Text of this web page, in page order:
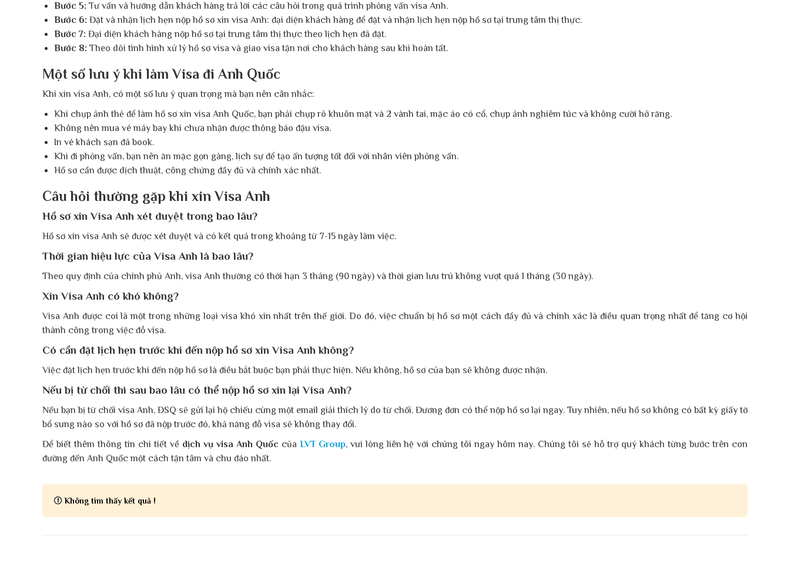
Bước 5: Tư vấn và hướng dẫn khách hàng trả lời các câu hỏi trong quá trình phỏng vấn visa Anh.
Bước 6: Đặt và nhận lịch hẹn nộp hồ sơ xin visa Anh: đại diện khách hàng để đặt và nhận lịch hẹn nộp hồ sơ tại trung tâm thị thực.
Bước 7: Đại diện khách hàng nộp hồ sơ tại trung tâm thị thực theo lịch hẹn đã đặt.
Bước 8: Theo dõi tình hình xử lý hồ sơ visa và giao visa tận nơi cho khách hàng sau khi hoàn tất.
Một số lưu ý khi làm Visa đi Anh Quốc
Khi xin visa Anh, có một số lưu ý quan trọng mà bạn nên cân nhắc:
Khi chụp ảnh thẻ để làm hồ sơ xin visa Anh Quốc, bạn phải chụp rõ khuôn mặt và 2 vành tai, mặc áo có cổ, chụp ảnh nghiêm túc và không cười hở răng.
Không nên mua vé máy bay khi chưa nhận được thông báo đậu visa.
In vé khách sạn đã book.
Khi đi phỏng vấn, bạn nên ăn mặc gọn gàng, lịch sự để tạo ấn tượng tốt đối với nhân viên phỏng vấn.
Hồ sơ cần được dịch thuật, công chứng đầy đủ và chính xác nhất.
Câu hỏi thường gặp khi xin Visa Anh
Hồ sơ xin Visa Anh xét duyệt trong bao lâu?
Hồ sơ xin visa Anh sẽ được xét duyệt và có kết quả trong khoảng từ 7-15 ngày làm việc.
Thời gian hiệu lực của Visa Anh là bao lâu?
Theo quy định của chính phủ Anh, visa Anh thường có thời hạn 3 tháng (90 ngày) và thời gian lưu trú không vượt quá 1 tháng (30 ngày).
Xin Visa Anh có khó không?
Visa Anh được coi là một trong những loại visa khó xin nhất trên thế giới. Do đó, việc chuẩn bị hồ sơ một cách đầy đủ và chính xác là điều quan trọng nhất để tăng cơ hội
thành công trong việc đỗ visa.
Có cần đặt lịch hẹn trước khi đến nộp hồ sơ xin Visa Anh không?
Việc đặt lịch hẹn trước khi đến nộp hồ sơ là điều bắt buộc bạn phải thực hiện. Nếu không, hồ sơ của bạn sẽ không được nhận.
Nếu bị từ chối thì sau bao lâu có thể nộp hồ sơ xin lại Visa Anh?
Nếu bạn bị từ chối visa Anh, ĐSQ sẽ gửi lại hộ chiếu cùng một email giải thích lý do từ chối. Đương đơn có thể nộp hồ sơ lại ngay. Tuy nhiên, nếu hồ sơ không có bất kỳ giấy tờ
bổ sung nào so với hồ sơ đã nộp trước đó, khả năng đỗ visa sẽ không thay đổi.
Để biết thêm thông tin chi tiết về dịch vụ visa Anh Quốc của LVT Group, vui lòng liên hệ với chúng tôi ngay hôm nay. Chúng tôi sẽ hỗ trợ quý khách từng bước trên con
đường đến Anh Quốc một cách tận tâm và chu đáo nhất.
Không tìm thấy kết quả !